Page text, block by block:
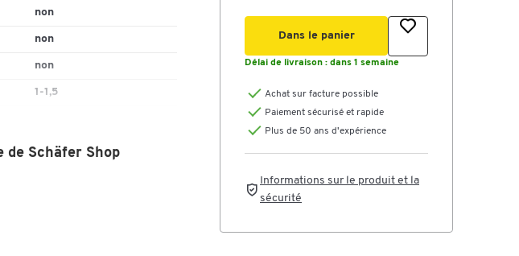
non
non
non
1-1,5
de Schäfer Shop
Dans le panier
Délai de livraison : dans 1 semaine
Achat sur facture possible
Paiement sécurisé et rapide
Plus de 50 ans d'expérience
Informations sur le produit et la
sécurité